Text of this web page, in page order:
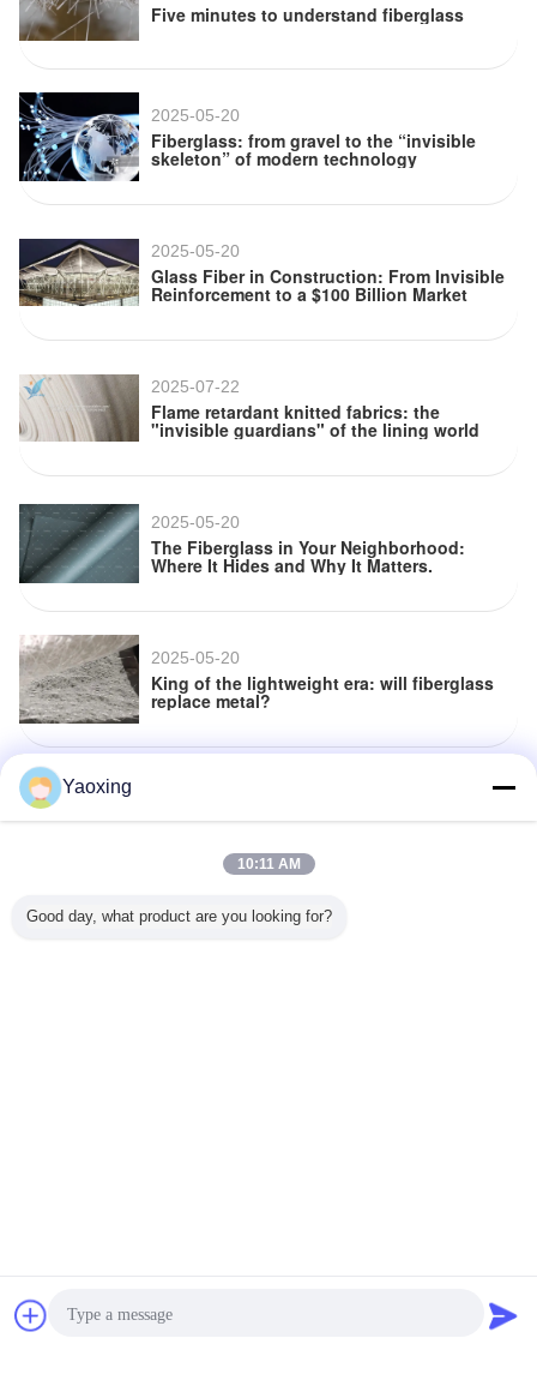
Five minutes to understand fiberglass
2025-05-20
Fiberglass: from gravel to the “invisible
skeleton” of modern technology
2025-05-20
Glass Fiber in Construction: From Invisible
Reinforcement to a $100 Billion Market
2025-07-22
Flame retardant knitted fabrics: the
"invisible guardians" of the lining world
2025-05-20
The Fiberglass in Your Neighborhood:
Where It Hides and Why It Matters.
2025-05-20
King of the lightweight era: will fiberglass
replace metal?
3 Cold Facts: How Fiberglass Can Make
2025-07-22
sohbet
Yaoxing
10:11 AM
Good day, what product are you looking for?